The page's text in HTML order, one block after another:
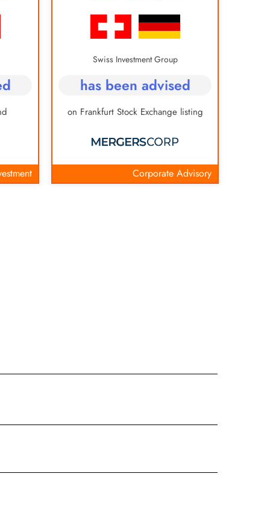
Swiss Investment Group
has been advised
on Frankfurt Stock Exchange listing
Corporate Advisory